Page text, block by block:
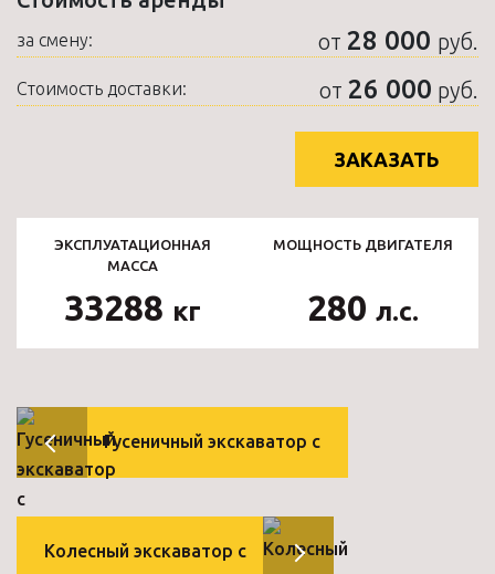
за смену: от 28 000 руб.
Стоимость доставки: от 26 000 руб.
ЗАКАЗАТЬ
ЭКСПЛУАТАЦИОННАЯ
МАССА
33288 кг
МОЩНОСТЬ ДВИГАТЕЛЯ
280 л.с.
Гусеничный экскаватор с
Колесный экскаватор с